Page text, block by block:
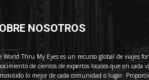
NOSOTROS
World Thru My Eyes es un recurso global de viajes
de cientos de expertos locales que en cada
lo mejor de cada comunidad o lugar.